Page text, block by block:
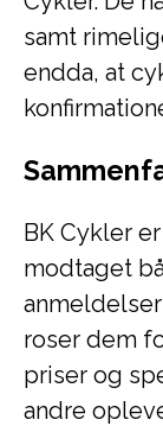
samt
endda, at
BK Cykler
modtaget
roser dem
priser og
andre